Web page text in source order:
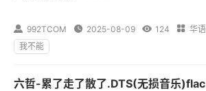
 992TCOM  2025-08-09  124  华
我不能
六哲-累了走了散了.DTS(无损音乐)flac